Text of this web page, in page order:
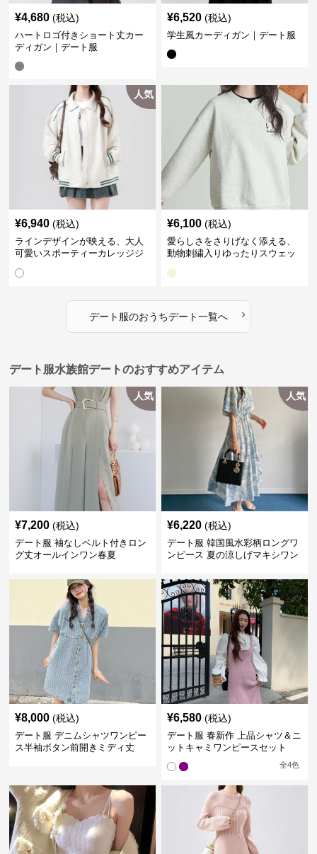
¥4,680 (税込)
ハートロゴ付きショート丈カー
ディガン｜デート服
¥6,520 (税込)
学生風カーディガン｜デート服
人気
¥6,940 (税込)
ラインデザインが映える、大人
可愛いスポーティーカレッジジ
¥6,100 (税込)
愛らしさをさりげなく添える、
動物刺繍入りゆったりスウェッ
デート服のおうちデート一覧へ ›
デート服水族館デートのおすすめアイテム
人気
¥7,200 (税込)
デート服 袖なしベルト付きロン
グ丈オールインワン春夏
人気
¥6,220 (税込)
デート服 韓国風水彩柄ロングワ
ンピース 夏の涼しげマキシワン
¥8,000 (税込)
デート服 デニムシャツワンピー
ス半袖ボタン前開きミディ丈
¥6,580 (税込)
デート服 春新作 上品シャツ＆ニ
ットキャミワンピースセット
全4色